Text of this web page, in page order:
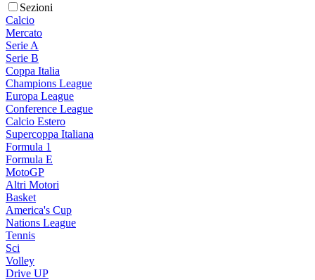
Sezioni
Calcio
Mercato
Serie A
Serie B
Coppa Italia
Champions League
Europa League
Conference League
Calcio Estero
Supercoppa Italiana
Formula 1
Formula E
MotoGP
Altri Motori
Basket
America's Cup
Nations League
Tennis
Sci
Volley
Drive UP